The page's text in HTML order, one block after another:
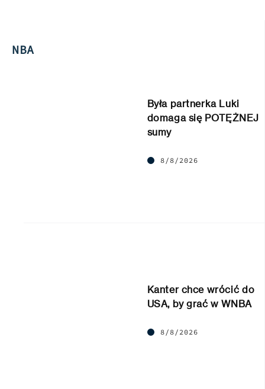
NBA
Była partnerka Luki
domaga się POTĘŻNEJ
sumy
8/8/2026
Kanter chce wrócić do
USA, by grać w WNBA
8/8/2026